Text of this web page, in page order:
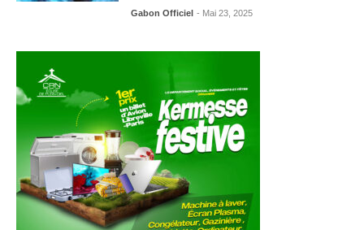
Gabon Officiel - Mai 23, 2025